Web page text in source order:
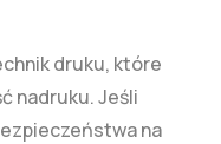
druku, które
nadruku. Jeśli
na